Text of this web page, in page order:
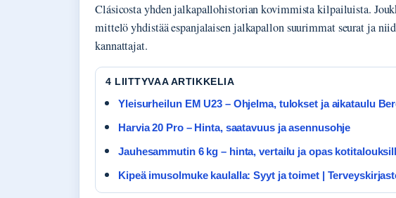
Clásicosta yhden jalkapallohistorian kovimmista kilpailuista.
mittelö yhdistää espanjalaisen jalkapallon suurimmat seurat ja
kannattajat.
4 LIITTYVAA ARTIKKELIA
Yleisurheilun EM U23 – Ohjelma, tulokset ja aikataulu
Harvia 20 Pro – Hinta, saatavuus ja asennusohje
Jauhesammutin 6 kg – hinta, vertailu ja opas
Kipeä imusolmuke kaulalla: Syyt ja toimet |